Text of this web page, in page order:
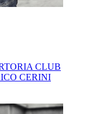
CLUB
CERINI